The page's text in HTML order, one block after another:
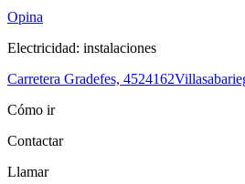
Opina
Electricidad: instalaciones
Carretera Gradefes, 4524162
Cómo ir
Contactar
Llamar